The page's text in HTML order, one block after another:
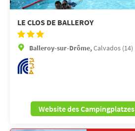
LE CLOS DE BALLEROY
Balleroy-sur-Drôme,Calvados (14)
Website des Campingplatzes